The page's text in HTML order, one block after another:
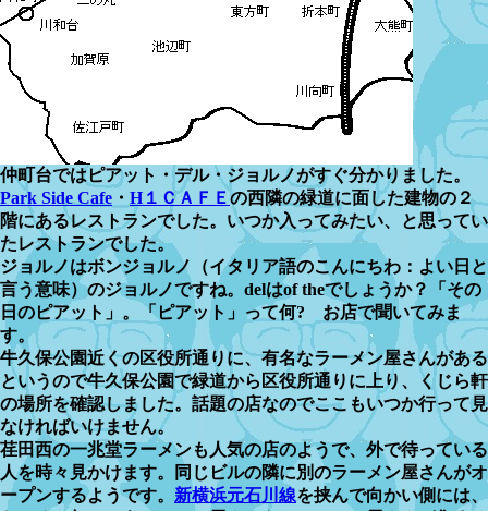
仲町台ではピアット・デル・ジョルノがすぐ分かりました。
Park Side Cafe ・ H１ＣＡＦＥの西隣の緑道に面した建物の２
階にあるレストランでした。いつか入ってみたい、と思ってい
たレストランでした。
ジョルノはボンジョルノ（イタリア語のこんにちわ：よい日と
言う意味）のジョルノですね。delはof theでしょうか？「その
日のピアット」。「ピアット」って何? お店で聞いてみま
す。
牛久保公園近くの区役所通りに、有名なラーメン屋さんがある
というので牛久保公園で緑道から区役所通りに上り、くじら軒
の場所を確認しました。話題の店なのでここもいつか行って見
なければいけません。
荏田西の一兆堂ラーメンも人気の店のようで、外で待っている
人を時々見かけます。同じビルの隣に別のラーメン屋さんがオ
ープンするようです。 新横浜元石川線を挟んで向かい側には、